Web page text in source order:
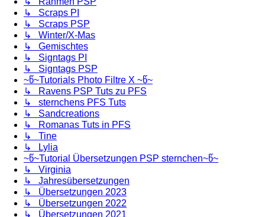
↳ Scraps PI
↳ Scraps PSP
↳ Winter/X-Mas
↳ Gemischtes
↳ Signtags PI
↳ Signtags PSP
~წ~Tutorials Photo Filtre X ~წ~
↳ Ravens PSP Tuts zu PFS
↳ sternchens PFS Tuts
↳ Sandcreations
↳ Romanas Tuts in PFS
↳ Tine
↳ Lylia
~წ~Tutorial Übersetzungen PSP sternchen~წ~
↳ Virginia
↳ Jahresübersetzungen
↳ Übersetzungen 2023
↳ Übersetzungen 2022
↳ Übersetzungen 2021